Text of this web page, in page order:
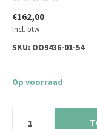
€162,00
Incl. btw
SKU: OO9436-01-54
Op voorraad